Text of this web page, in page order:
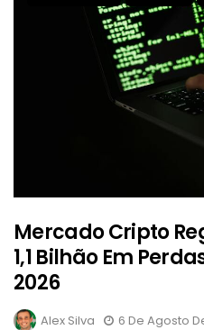
Mercado Cripto
1,1 Bilhão Em
2026
Alex Silva 6 De Agosto